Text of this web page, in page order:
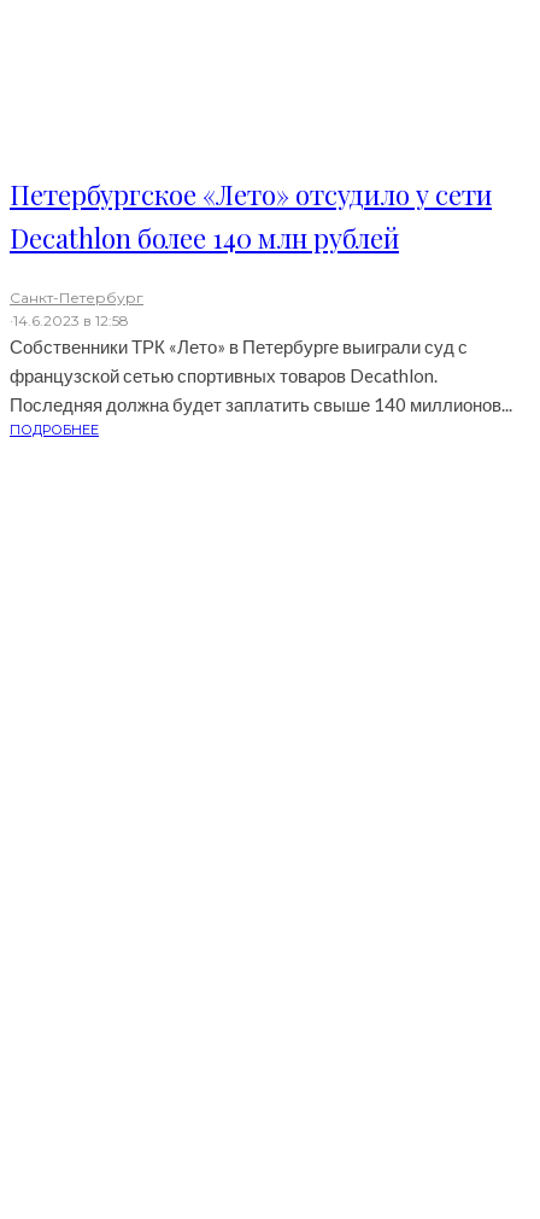
Петербургское «Лето» отсудило у сети
Decathlon более 140 млн рублей
Санкт-Петербург
·14.6.2023 в 12:58
Собственники ТРК «Лето» в Петербурге выиграли суд с
французской сетью спортивных товаров Decathlon.
Последняя должна будет заплатить свыше 140 миллионов...
ПОДРОБНЕЕ